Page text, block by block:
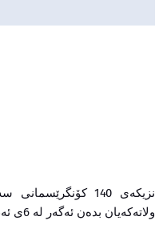
نزیكه‌ی 140
ولاتەکەیان بده‌ن ئه‌گه‌ر له‌ 6ی ئه‌م مانگه‌دا له‌ناو كۆنگرێس پەسه‌ند بكرێت.